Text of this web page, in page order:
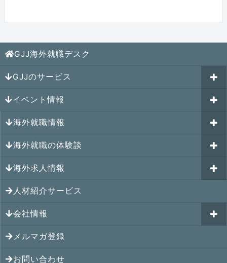
GJJ海外就職デスク
GJJのサービス
海外就職カウンセリング
はじめての海外就職セミナー
キャリアパスポートAI
GJJキャリア伴走プログラム
GJJキャリアコミュニティ
イベント情報
参加受付中のイベント
過去のイベント一覧
海外就職情報
アメリカの就職情報
カナダの就職情報
メキシコの就職情報
ヨーロッパの就職情報
オセアニアの就職情報
シンガポールの就職情報
海外就職の体験談
海外就職その後の体験談
シンガポール就職の体験談
マレーシア就職の体験談
タイ就職の体験談
ベトナム就職の体験談
海外求人情報
シンガポールの求人
マレーシアの求人
タイの求人
ベトナムの求人
人材紹介サービス
会社情報
アクセス
メンバー紹介
メルマガ登録
お問い合わせ